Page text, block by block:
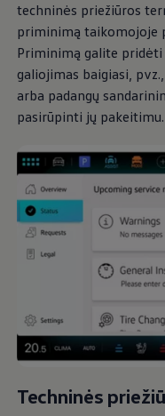
techninės priežiūros
priminimą taikomojoje
Priminimą galite
galiojimas baigiasi,
arba padangų
pasirūpinti jų pakeitimu.
Techninės